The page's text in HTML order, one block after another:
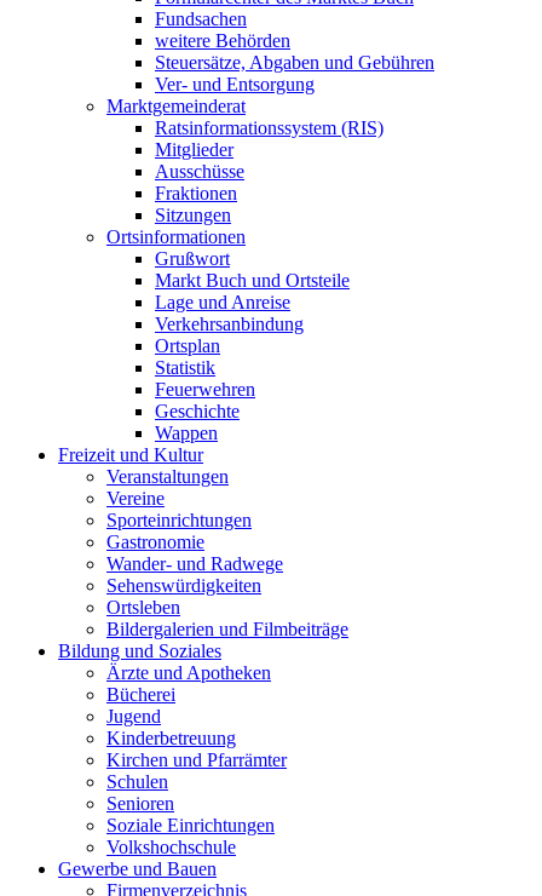
Fundsachen
weitere Behörden
Steuersätze, Abgaben und Gebühren
Ver- und Entsorgung
Marktgemeinderat
Ratsinformationssystem (RIS)
Mitglieder
Ausschüsse
Fraktionen
Sitzungen
Ortsinformationen
Grußwort
Markt Buch und Ortsteile
Lage und Anreise
Verkehrsanbindung
Ortsplan
Statistik
Feuerwehren
Geschichte
Wappen
Freizeit und Kultur
Veranstaltungen
Vereine
Sporteinrichtungen
Gastronomie
Wander- und Radwege
Sehenswürdigkeiten
Ortsleben
Bildergalerien und Filmbeiträge
Bildung und Soziales
Ärzte und Apotheken
Bücherei
Jugend
Kinderbetreuung
Kirchen und Pfarrämter
Schulen
Senioren
Soziale Einrichtungen
Volkshochschule
Gewerbe und Bauen
Firmenverzeichnis